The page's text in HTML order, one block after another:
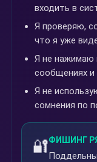
входить в
Я проверяю,
что я уже
Я не нажимаю
сообщениях и
Я не
сомнения по
🔐ФИШИНГ